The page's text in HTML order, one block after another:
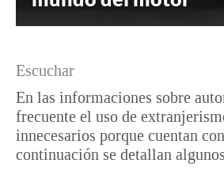
Escuchar
En las informaciones sobre
frecuente el uso de
innecesarios porque cuentan
continuación se detallan